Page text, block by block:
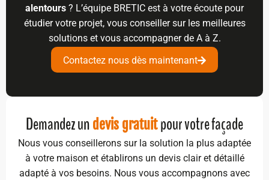
alentours ? L’équipe BRETIC est à votre écoute pour
étudier votre projet, vous conseiller sur les meilleures
solutions et vous accompagner de A à Z.
Contactez nous dès maintenant
Demandez un devis gratuitpour votre façade
Nous vous conseillerons sur la solution la plus adaptée
à votre maison et établirons un devis clair et détaillé
adapté à vos besoins. Nous vous accompagnons avec